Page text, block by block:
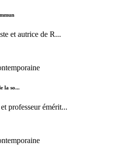
et autrice de R...
la so...
professeur émérit...